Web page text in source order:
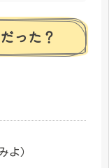
った？
よ）